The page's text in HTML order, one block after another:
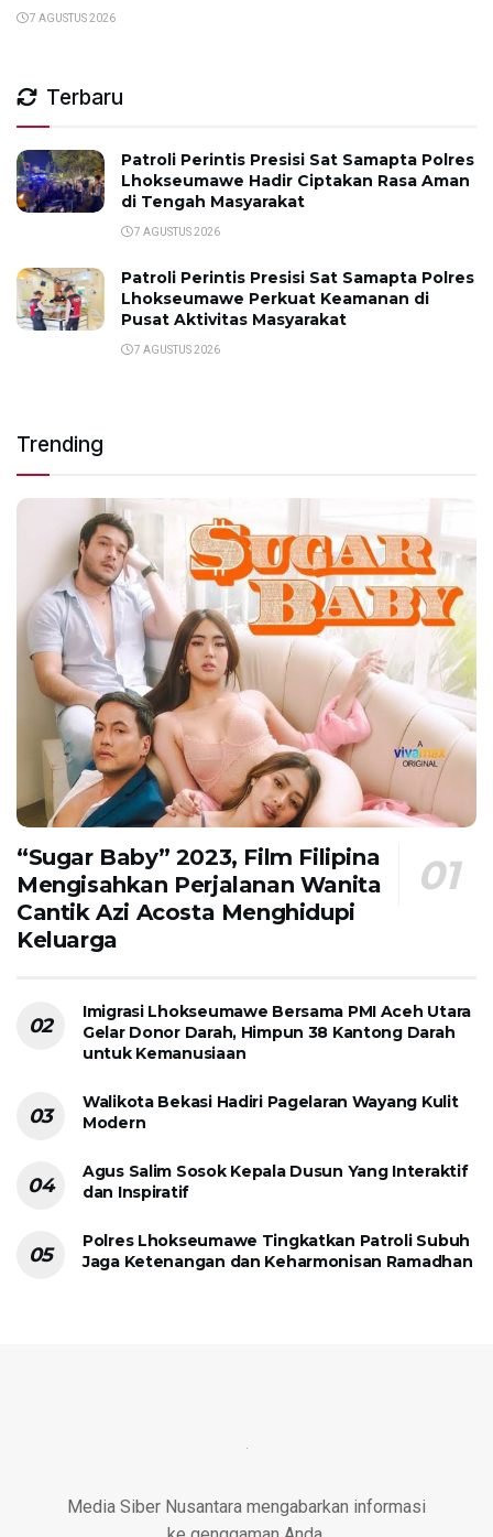
7 AGUSTUS 2026
Terbaru
Patroli Perintis Presisi Sat Samapta Polres
Lhokseumawe Hadir Ciptakan Rasa Aman
di Tengah Masyarakat
7 AGUSTUS 2026
Patroli Perintis Presisi Sat Samapta Polres
Lhokseumawe Perkuat Keamanan di
Pusat Aktivitas Masyarakat
7 AGUSTUS 2026
Trending
“Sugar Baby” 2023, Film Filipina
Mengisahkan Perjalanan Wanita
Cantik Azi Acosta Menghidupi
Keluarga
Imigrasi Lhokseumawe Bersama PMI Aceh Utara
Gelar Donor Darah, Himpun 38 Kantong Darah
untuk Kemanusiaan
Walikota Bekasi Hadiri Pagelaran Wayang Kulit
Modern
Agus Salim Sosok Kepala Dusun Yang Interaktif
dan Inspiratif
Polres Lhokseumawe Tingkatkan Patroli Subuh
Jaga Ketenangan dan Keharmonisan Ramadhan
Media Siber Nusantara mengabarkan informasi